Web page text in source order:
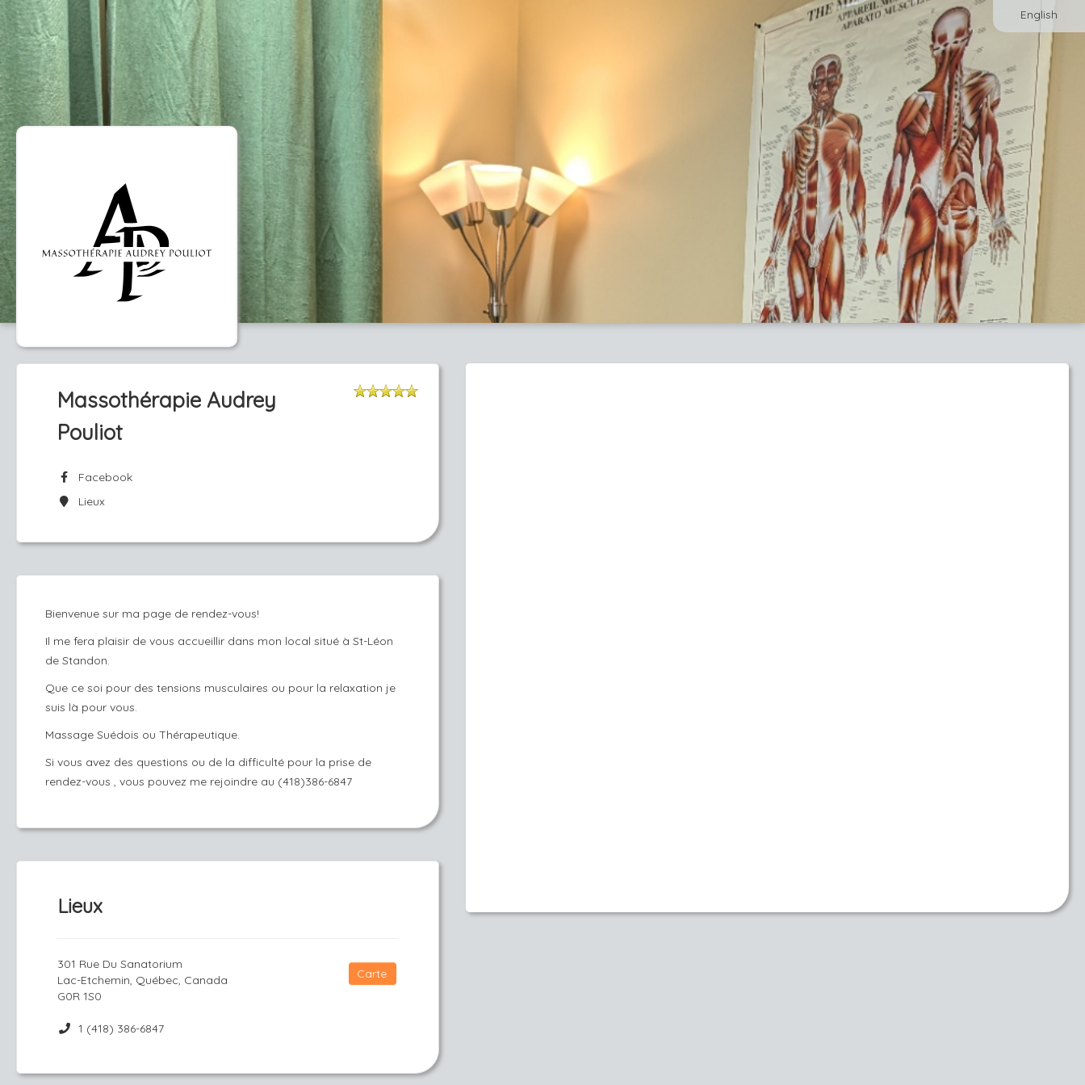
English
Massothérapie Audrey
Pouliot
Facebook
Lieux
Bienvenue sur ma page de rendez-vous!
Il me fera plaisir de vous accueillir dans mon local situé à St-Léon
de Standon.
Que ce soi pour des tensions musculaires ou pour la relaxation je
suis là pour vous.
Massage Suédois ou Thérapeutique.
Si vous avez des questions ou de la difficulté pour la prise de
rendez-vous , vous pouvez me rejoindre au (418)386-6847
Lieux
301 Rue Du Sanatorium
Lac-Etchemin, Québec, Canada
G0R 1S0
1 (418) 386-6847
Carte